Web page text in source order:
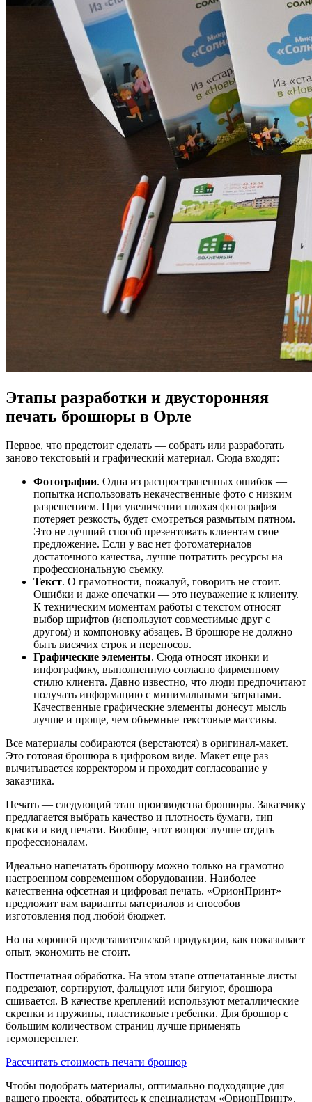
Этапы разработки и двусторонняя
печать брошюры в Орле
Первое, что предстоит сделать — собрать или разработать
заново текстовый и графический материал. Сюда входят:
Фотографии. Одна из распространенных ошибок —
попытка использовать некачественные фото с низким
разрешением. При увеличении плохая фотография
потеряет резкость, будет смотреться размытым пятном.
Это не лучший способ презентовать клиентам свое
предложение. Если у вас нет фотоматериалов
достаточного качества, лучше потратить ресурсы на
профессиональную съемку.
Текст. О грамотности, пожалуй, говорить не стоит.
Ошибки и даже опечатки — это неуважение к клиенту.
К техническим моментам работы с текстом относят
выбор шрифтов (используют совместимые друг с
другом) и компоновку абзацев. В брошюре не должно
быть висячих строк и переносов.
Графические элементы. Сюда относят иконки и
инфографику, выполненную согласно фирменному
стилю клиента. Давно известно, что люди предпочитают
получать информацию с минимальными затратами.
Качественные графические элементы донесут мысль
лучше и проще, чем объемные текстовые массивы.
Все материалы собираются (верстаются) в оригинал-макет.
Это готовая брошюра в цифровом виде. Макет еще раз
вычитывается корректором и проходит согласование у
заказчика.
Печать — следующий этап производства брошюры. Заказчику
предлагается выбрать качество и плотность бумаги, тип
краски и вид печати. Вообще, этот вопрос лучше отдать
профессионалам.
Идеально напечатать брошюру можно только на грамотно
настроенном современном оборудовании. Наиболее
качественна офсетная и цифровая печать. «ОрионПринт»
предложит вам варианты материалов и способов
изготовления под любой бюджет.
Но на хорошей представительской продукции, как показывает
опыт, экономить не стоит.
Постпечатная обработка. На этом этапе отпечатанные листы
подрезают, сортируют, фальцуют или бигуют, брошюра
сшивается. В качестве креплений используют металлические
скрепки и пружины, пластиковые гребенки. Для брошюр с
большим количеством страниц лучше применять
термопереплет.
Рассчитать стоимость печати брошюр
Чтобы подобрать материалы, оптимально подходящие для
вашего проекта, обратитесь к специалистам «ОрионПринт».